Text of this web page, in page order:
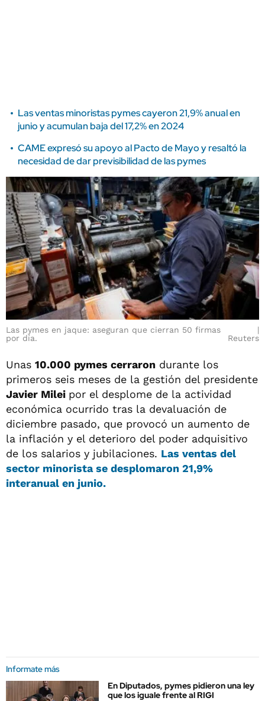
Las ventas minoristas pymes cayeron 21,9% anual en
junio y acumulan baja del 17,2% en 2024
CAME expresó su apoyo al Pacto de Mayo y resaltó la
necesidad de dar previsibilidad de las pymes
Las pymes en jaque: aseguran que cierran 50 firmas
por día.
Reuters
Unas 10.000 pymes cerraron durante los
primeros seis meses de la gestión del presidente
Javier Milei por el desplome de la actividad
económica ocurrido tras la devaluación de
diciembre pasado, que provocó un aumento de
la inflación y el deterioro del poder adquisitivo
de los salarios y jubilaciones. Las ventas del
sector minorista se desplomaron 21,9%
interanual en junio.
Informate más
En Diputados, pymes pidieron una ley
que los iguale frente al RIGI